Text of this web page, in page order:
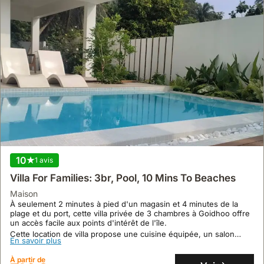
10 1 avis
Villa For Families: 3br, Pool, 10 Mins To Beaches
maison
À seulement 2 minutes à pied d'un magasin et 4 minutes de la
plage et du port, cette villa privée de 3 chambres à Goidhoo offre
un accès facile aux points d'intérêt de l'île.
Cette location de villa propose une cuisine équipée, un salon
spacieux, une piscine privée, un jardin avec des chaises longues
et une aire de jeux extérieure, accueillant jusqu'à 6 personnes et
permettant les animaux de compagnie.
En savoir plus
À partir de